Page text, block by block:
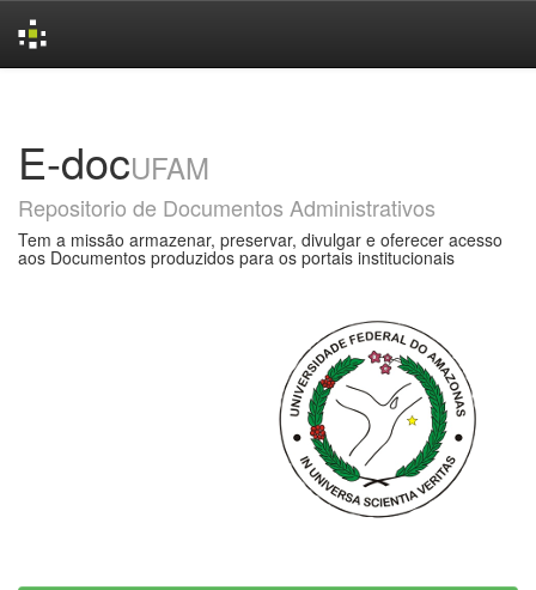
E-docUFAM
Repositorio de Documentos Administrativos
Tem a missão armazenar, preservar, divulgar e oferecer acesso
aos Documentos produzidos para os portais institucionais